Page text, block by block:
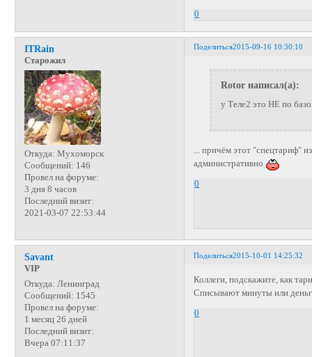
0
Поделиться2015-09-16 10:30:10
ITRain
Старожил
Откуда: Мухоморск
Сообщений: 146
Провел на форуме:
3 дня 8 часов
Последний визит:
2021-03-07 22:53:44
Rotor написал(а):
у Теле2 это НЕ по
... причём этот "спецтариф"
административно
0
Поделиться2015-10-01 14:25:32
Savant
VIP
Откуда: Ленинград
Сообщений: 1545
Провел на форуме:
1 месяц 26 дней
Последний визит:
Вчера 07:11:37
Коллеги, подскажите, как
Списывают минуты или
0